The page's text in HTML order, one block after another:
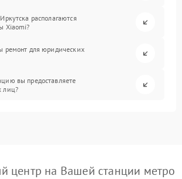
располагаются
Xiaomi?
ремонт для юридических
вы предоставляете
лиц?
центр на Вашей станции метро